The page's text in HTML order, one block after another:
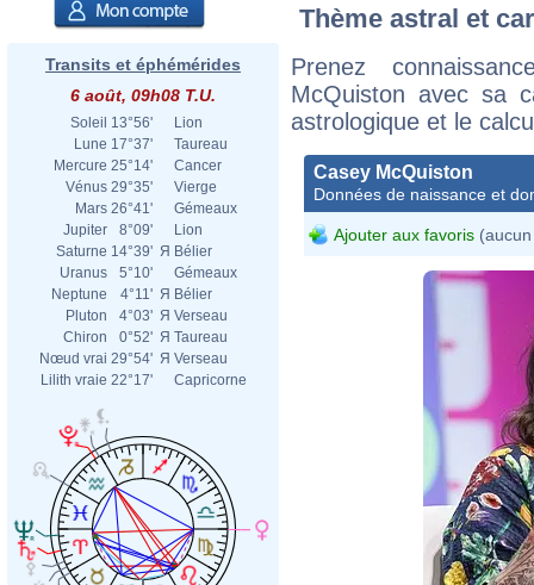
Transits et éphémérides
6 août, 09h08 T.U.
Soleil 13°56'
Lion
Lune 17°37'
Taureau
Mercure 25°14'
Cancer
Vénus 29°35'
Vierge
Mars 26°41'
Gémeaux
Jupiter
8°09'
Lion
Saturne 14°39' Я Bélier
Uranus
5°10'
Gémeaux
Neptune
4°11' Я Bélier
Pluton
4°03' Я Verseau
Chiron
0°52' Я Taureau
Nœud vrai 29°54' Я Verseau
Lilith vraie 22°17' Capricorne
Thème astral et
Prenez
McQuiston avec sa
astrologique et le
Casey McQuiston
Données de naissance et
Ajouter aux favoris